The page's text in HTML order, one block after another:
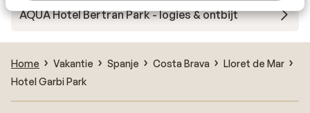
AQUA Hotel Bertran Park - logies & ontbijt
Home Vakantie Spanje Costa Brava
Lloret de Mar
Hotel Garbi Park